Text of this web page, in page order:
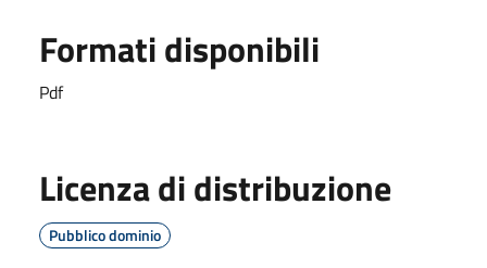
Formati disponibili
Pdf
Licenza di distribuzione
Pubblico dominio